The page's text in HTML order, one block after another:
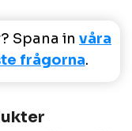
Spana in våra
frågorna.